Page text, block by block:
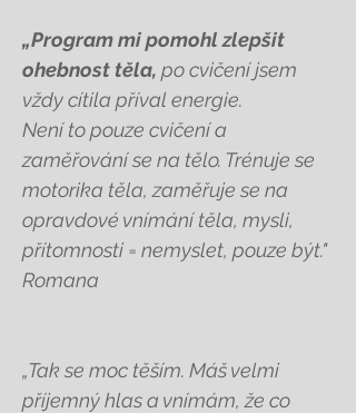
„Program mi pomohl zlepšit
ohebnost těla, po cvičení jsem
vždy cítila příval energie.
Není to pouze cvičení a
zaměřování se na tělo. Trénuje se
motorika těla, zaměřuje se na
opravdové vnímání těla, mysli,
přítomnosti = nemyslet, pouze být."
Romana
„Tak se moc těším. Máš velmi
příjemný hlas a vnímám, že co